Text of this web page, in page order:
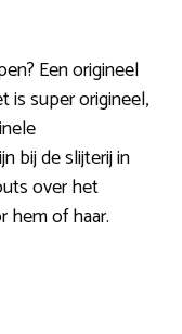
Een origineel
is super origineel,
bij de slijterij in
over het
hem of haar.